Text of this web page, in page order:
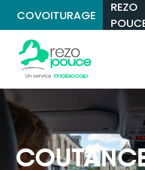
COVOITURAGE
REZO